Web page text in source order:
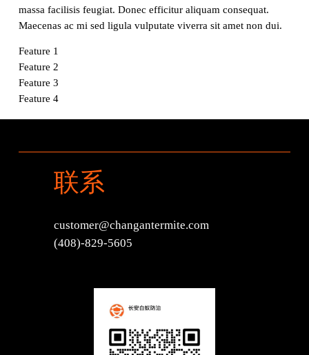
massa facilisis feugiat. Donec efficitur aliquam consequat.
Maecenas ac mi sed ligula vulputate viverra sit amet non dui.
Feature 1
Feature 2
Feature 3
Feature 4
联系
customer@changantermite.com
(408)-829-5605